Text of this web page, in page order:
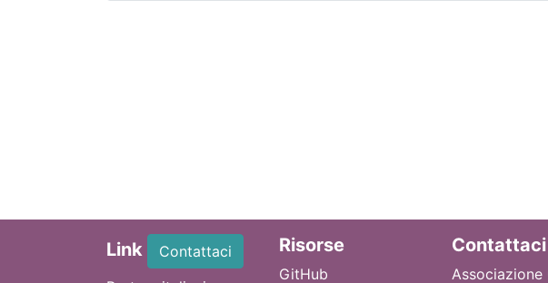
Link
Contattaci
Risorse
GitHub
Contattaci
Associazione